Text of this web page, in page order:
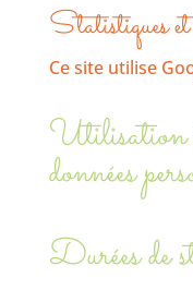
Statistiques et
Ce site utilise
Utilisation
données
Durées de